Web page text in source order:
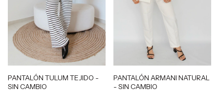
PANTALÓN TULUM TEJIDO -
SIN CAMBIO
PANTALÓN ARMANI NATURAL
- SIN CAMBIO